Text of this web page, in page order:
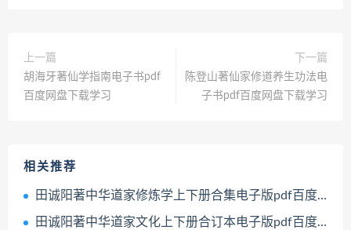
上一篇
胡海牙著仙学指南电子书pdf
百度网盘下载学习
下一篇
陈登山著仙家修道养生功法电
子书pdf百度网盘下载学习
相关推荐
田诚阳著中华道家修炼学上下册合集电子版pdf百度网盘下载学习
田诚阳著中华道家文化上下册合订本电子版pdf百度网盘下载学习